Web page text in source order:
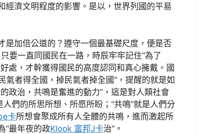
濟文明程度的影響。是以，世界列國的平易
加倍公道的？遵守一個最基礎尺度，便是否
要一直同國民在一路，時辰牢牢記住“為了
處，才幹獲得國民的高度認同和真心擁戴。國
氣者得全國，掉民氣者掉全國”，提醒的就是如
政治，共鳴是奮進的動力”，這是對人類社會
們的所思所想、所愿所盼；“共鳴”就是人們分
卡所想會聚成所有人全體的共鳴，進而激起所
“最年夜的政Klook 富邦J卡治”。